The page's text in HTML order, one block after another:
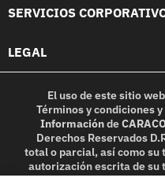
SERVICIOS
LEGAL
El uso de este sitio
Términos y condicionesy
Informaciónde
Derechos Reservados
total o parcial, así como
autorización escrita de su
in part, or translation